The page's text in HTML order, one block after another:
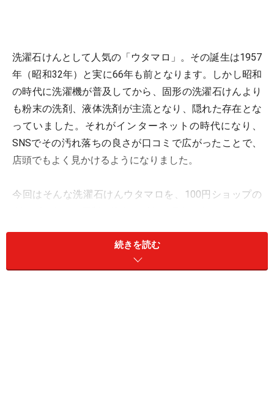
洗濯石けんとして人気の「ウタマロ」。その誕生は1957
年（昭和32年）と実に66年も前となります。しかし昭和
の時代に洗濯機が普及してから、固形の洗濯石けんより
も粉末の洗剤、液体洗剤が主流となり、隠れた存在とな
っていました。それがインターネットの時代になり、
SNSでその汚れ落ちの良さが口コミで広がったことで、
店頭でもよく見かけるようになりました。
今回はそんな洗濯石けんウタマロを、100円ショップの
スティックタイプにして使いやすい「棒マ
続きを読む